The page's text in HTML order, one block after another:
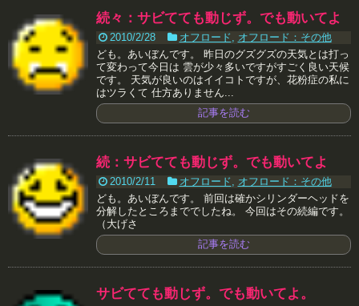
続々：サビてても動じず。でも動いてよ
2010/2/28 オフロード, オフロード：その他
ども。あいぼんです。 昨日のグズグズの天気とは打っ
て変わって今日は 雲が少々多いですがすごく良い天候
です。 天気が良いのはイイコトですが、花粉症の私に
はツラくて 仕方ありません...
記事を読む
続：サビてても動じず。でも動いてよ
2010/2/11 オフロード, オフロード：その他
ども。あいぼんです。 前回は確かシリンダーヘッドを
分解したところまででしたね。 今回はその続編です。
（大げさ
記事を読む
サビてても動じず。でも動いてよ。